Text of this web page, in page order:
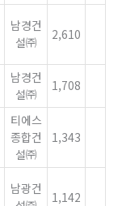
남경건
설㈜
2,610
남경건
설㈜
1,708
티에스
종합건
설㈜
1,343
남광건
1,142